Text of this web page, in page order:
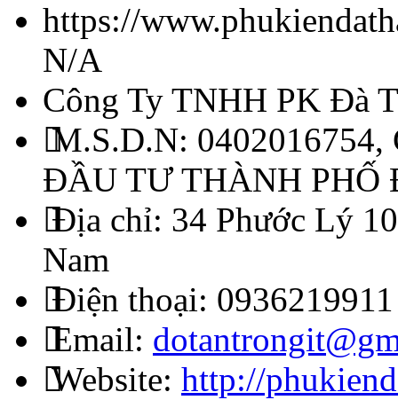
https://
N/A
Công Ty TNHH PK Đà
M.S.D.N:
ĐẦU TƯ THÀNH PHỐ
Địa chỉ: 34 Phước Lý
Nam
Điện thoại: 0936219911
Email:
Website: http://